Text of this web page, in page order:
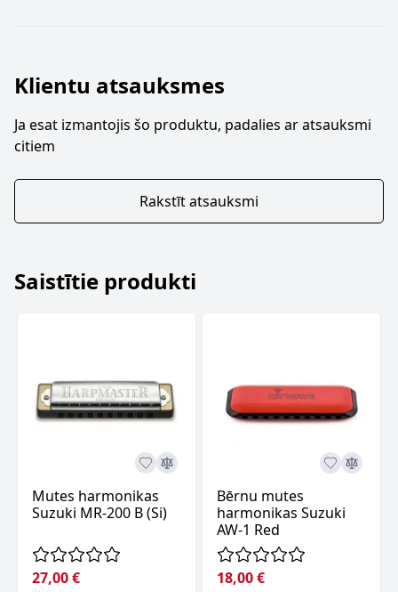
Klientu atsauksmes
Ja esat izmantojis šo produktu, padalies ar atsauksmi
citiem
Rakstīt atsauksmi
Saistītie produkti
Mutes harmonikas
Suzuki MR-200 B (Si)
27,00 €
Bērnu mutes
harmonikas Suzuki
AW-1 Red
18,00 €